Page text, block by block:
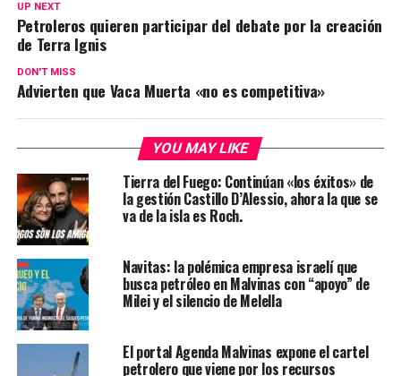
UP NEXT
Petroleros quieren participar del debate por la creación
de Terra Ignis
DON'T MISS
Advierten que Vaca Muerta «no es competitiva»
YOU MAY LIKE
Tierra del Fuego: Continúan «los éxitos» de
la gestión Castillo D’Alessio, ahora la que se
va de la isla es Roch.
Navitas: la polémica empresa israelí que
busca petróleo en Malvinas con “apoyo” de
Milei y el silencio de Melella
El portal Agenda Malvinas expone el cartel
petrolero que viene por los recursos